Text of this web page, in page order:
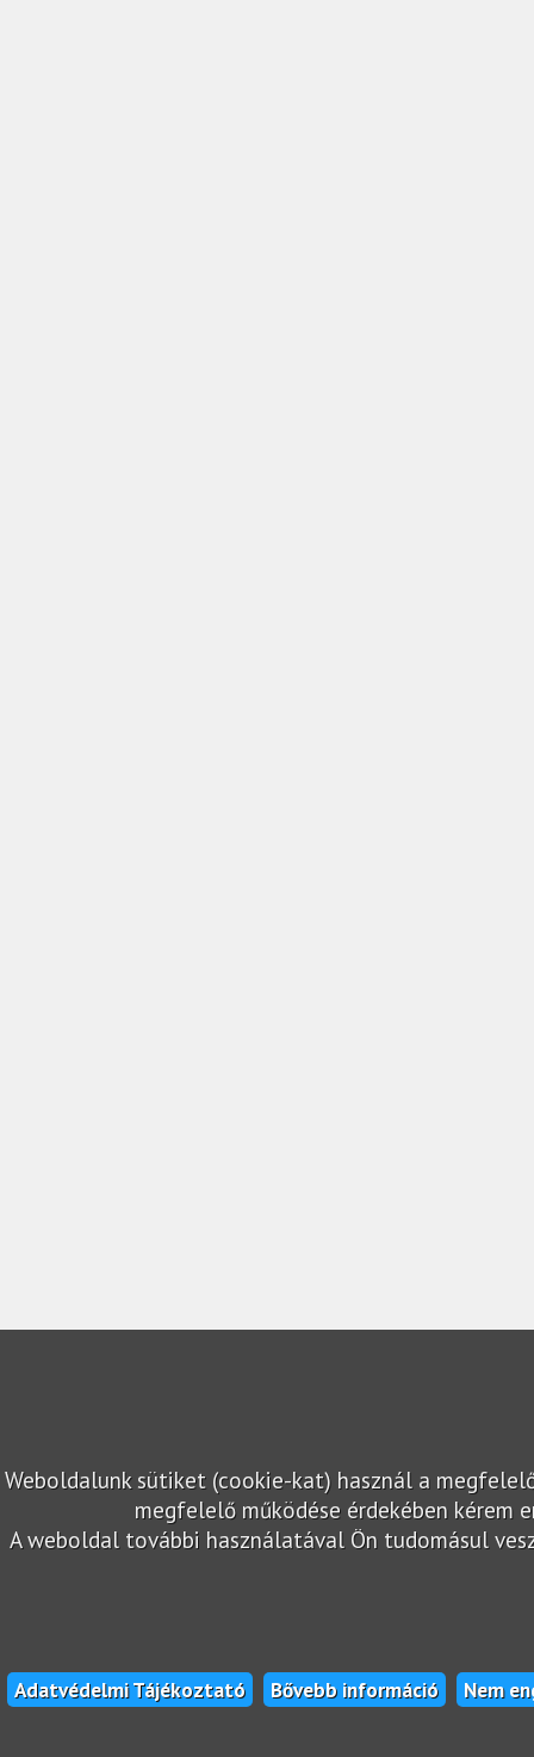
Weboldalunk sütiket (cookie-kat) használ a
megfelelő működése érdekében kérem
A weboldal további használatával Ön tudomásul
Adatvédelmi Tájékoztató Bővebb információ Nem